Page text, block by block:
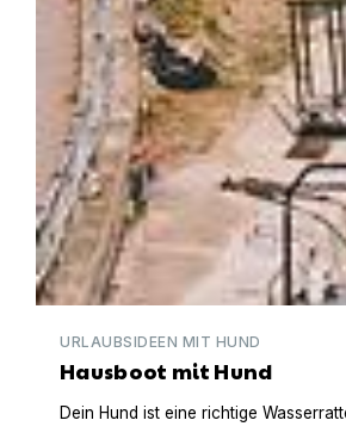
URLAUBSIDEEN MIT HUND
Hausboot mit Hund
Dein Hund ist eine richtige